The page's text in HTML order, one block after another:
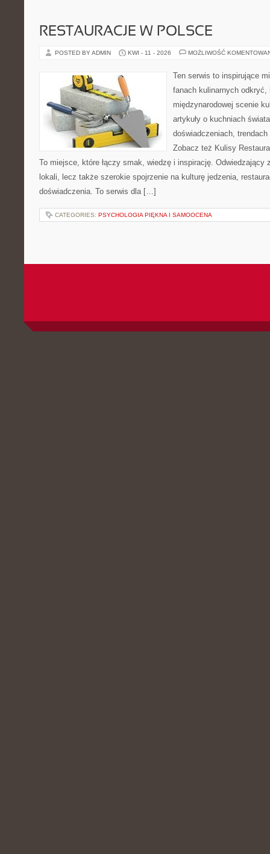
RESTAURACJE W POLSCE
POSTED BY ADMIN KWI - 11 - 2026 MOŻLIWOŚĆ
Ten serwis to inspirujące
fanach kulinarnych
międzynarodowej scenie
artykuły o kuchniach
doświadczeniach,
Zobacz też Kulisy
To miejsce, które łączy smak, wiedzę i inspirację. Odwiedzający
lokali, lecz także szerokie spojrzenie na kulturę jedzenia,
doświadczenia. To serwis dla […]
CATEGORIES: PSYCHOLOGIA PIĘKNA I SAMOOCENA